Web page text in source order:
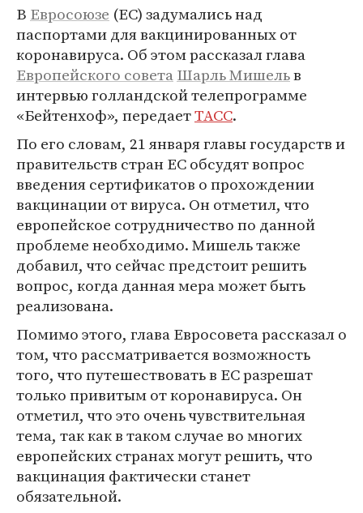
В Евросоюзе (ЕС) задумались над
паспортами для вакцинированных от
коронавируса. Об этом рассказал глава
Европейского советаШарль Мишельв
интервью голландской телепрограмме
«Бейтенхоф», передаетТАСС.
По его словам, 21 января главы государств и
правительств стран ЕС обсудят вопрос
введения сертификатов о прохождении
вакцинации от вируса. Он отметил, что
европейское сотрудничество по данной
проблеме необходимо. Мишель также
добавил, что сейчас предстоит решить
вопрос, когда данная мера может быть
реализована.
Помимо этого, глава Евросовета рассказал о
том, что рассматривается возможность
того, что путешествовать в ЕС разрешат
только привитым от коронавируса. Он
отметил, что это очень чувствительная
тема, так как в таком случае во многих
европейских странах могут решить, что
вакцинация фактически станет
обязательной.